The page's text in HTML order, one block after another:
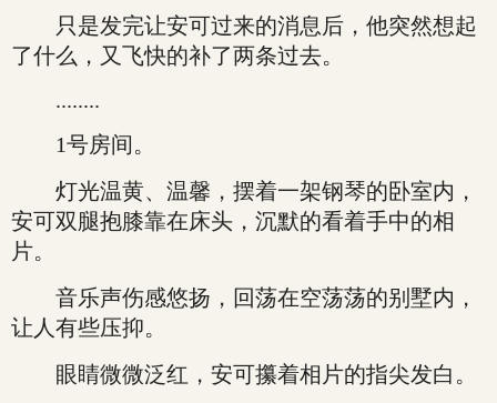
只是发完让安可过来的消息后，他突然想起
了什么，又飞快的补了两条过去。
........
1号房间。
灯光温黄、温馨，摆着一架钢琴的卧室内，
安可双腿抱膝靠在床头，沉默的看着手中的相
片。
音乐声伤感悠扬，回荡在空荡荡的别墅内，
让人有些压抑。
眼睛微微泛红，安可攥着相片的指尖发白。